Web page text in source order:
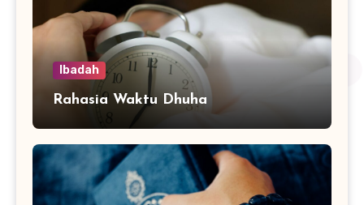
Ibadah
Rahasia Waktu Dhuha